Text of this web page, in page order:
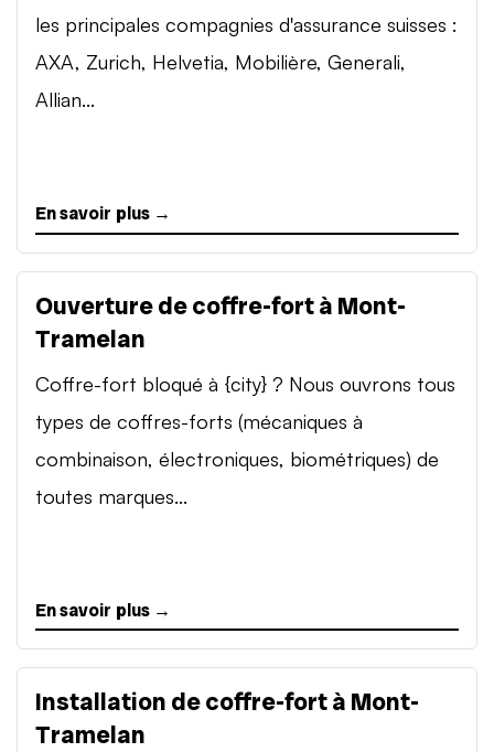
les principales compagnies d'assurance suisses :
AXA, Zurich, Helvetia, Mobilière, Generali,
Allian...
En savoir plus →
Ouverture de coffre-fort à Mont-
Tramelan
Coffre-fort bloqué à {city} ? Nous ouvrons tous
types de coffres-forts (mécaniques à
combinaison, électroniques, biométriques) de
toutes marques...
En savoir plus →
Installation de coffre-fort à Mont-
Tramelan